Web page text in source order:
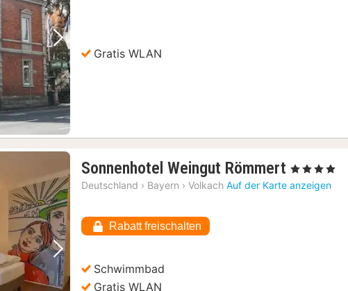
Nächstes Bild
Gratis WLAN
Nächstes Bild
Sonnenhotel Weingut Römmert 1
Nacht
, 4 Sterne
Deutschland › Bayern › Volkach Auf der Karte anzeigen
Rabatt freischalten
Schwimmbad
Gratis WLAN